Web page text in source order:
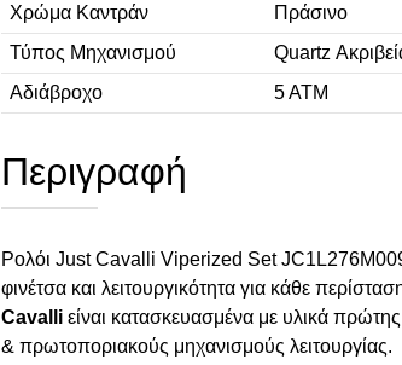
Χρώμα Καντράν
Πράσινο
Τύπος Μηχανισμού
Quartz
Αδιάβροχο
5 ΑΤΜ
Περιγραφή
Ρολόι Just Cavalli Viperized Set
φινέτσα και λειτουργικότητα για κάθε
Cavalli είναι κατασκευασμένα με υλικά
& πρωτοποριακούς μηχανισμούς λειτουργίας.